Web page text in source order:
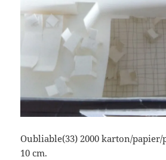
Oubliable(33) 2000 karton/
10 cm.